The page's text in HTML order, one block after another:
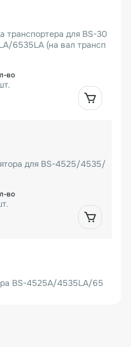
в комплекте с роликовым
Заказать модель BS-
Вам комплектации Вы
компании с
все ваши вопросы и
информацию.
транспортера для BS-30
6535LA (на вал трансп
для BS-4525/4535/
BS-4525A/4535LA/65